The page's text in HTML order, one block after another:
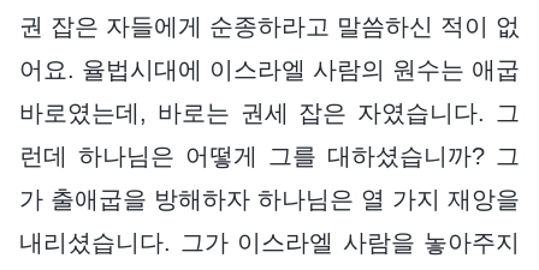
권 잡은 자들에게 순종하라고 말씀하신 적이 없
어요. 율법시대에 이스라엘 사람의 원수는 애굽
바로였는데, 바로는 권세 잡은 자였습니다. 그
런데 하나님은 어떻게 그를 대하셨습니까? 그
가 출애굽을 방해하자 하나님은 열 가지 재앙을
내리셨습니다. 그가 이스라엘 사람을 놓아주지